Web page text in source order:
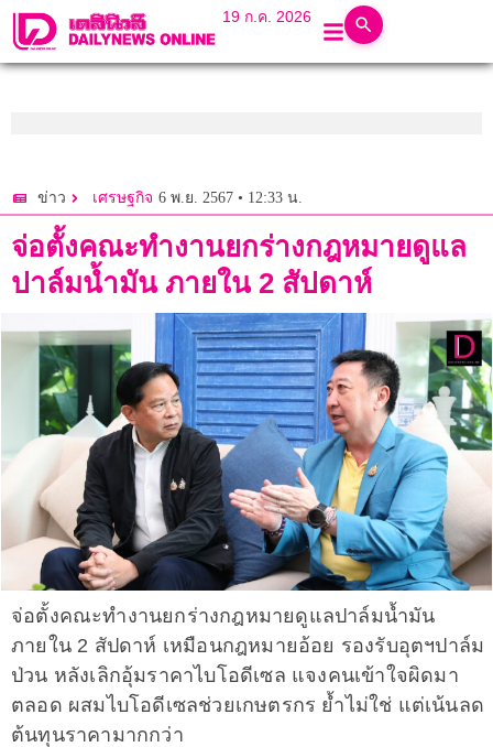
19 ก.ค. 2026
ข่าว เศรษฐกิจ 6 พ.ย. 2567 • 12:33 น.
จ่อตั้งคณะทำงานยกร่างกฎหมายดูแล
ปาล์มน้ำมัน ภายใน 2 สัปดาห์
จ่อตั้งคณะทำงานยกร่างกฎหมายดูแลปาล์มน้ำมัน
ภายใน 2 สัปดาห์ เหมือนกฎหมายอ้อย รองรับอุตฯปาล์ม
ป่วน หลังเลิกอุ้มราคาไบโอดีเซล แจงคนเข้าใจผิดมา
ตลอด ผสมไบโอดีเซลช่วยเกษตรกร ย้ำไม่ใช่ แต่เน้นลด
ต้นทุนราคามากกว่า